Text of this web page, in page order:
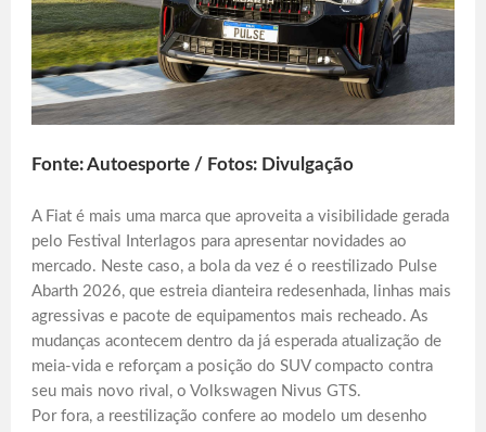
Fonte: Autoesporte / Fotos: Divulgação
A Fiat é mais uma marca que aproveita a visibilidade gerada
pelo Festival Interlagos para apresentar novidades ao
mercado. Neste caso, a bola da vez é o reestilizado Pulse
Abarth 2026, que estreia dianteira redesenhada, linhas mais
agressivas e pacote de equipamentos mais recheado. As
mudanças acontecem dentro da já esperada atualização de
meia-vida e reforçam a posição do SUV compacto contra
seu mais novo rival, o Volkswagen Nivus GTS.
Por fora, a reestilização confere ao modelo um desenho